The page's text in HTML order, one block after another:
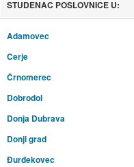
STUDENAC POSLOVNICE U:
Adamovec
Cerje
Črnomerec
Dobrodol
Donja Dubrava
Donji grad
Đurđekovec